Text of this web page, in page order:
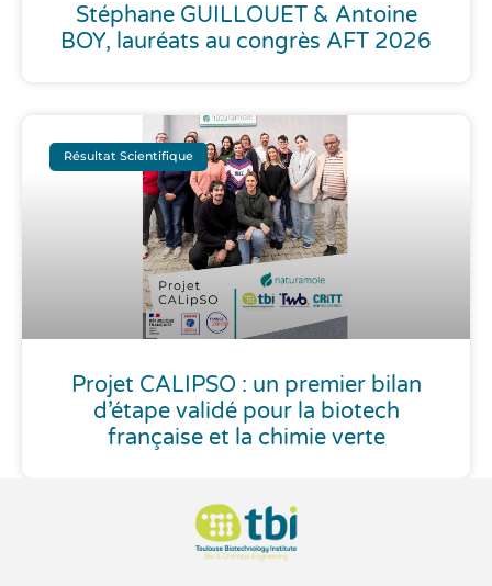
Stéphane GUILLOUET & Antoine
BOY, lauréats au congrès AFT 2026
Résultat Scientifique
Projet CALIPSO : un premier bilan
d’étape validé pour la biotech
française et la chimie verte